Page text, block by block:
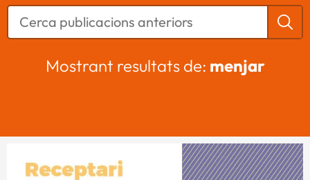
Mostrant resultats de: menjar